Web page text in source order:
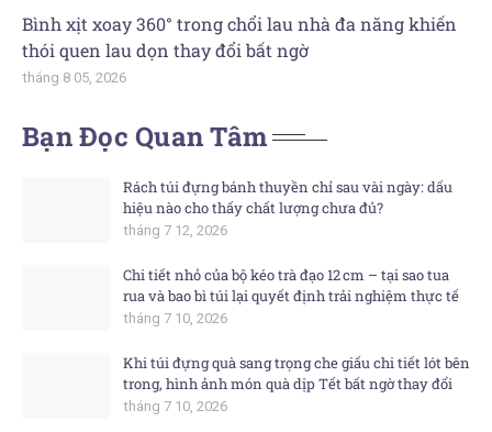
Bình xịt xoay 360° trong chổi lau nhà đa năng khiến
thói quen lau dọn thay đổi bất ngờ
tháng 8 05, 2026
Bạn Đọc Quan Tâm
Rách túi đựng bánh thuyền chỉ sau vài ngày: dấu
hiệu nào cho thấy chất lượng chưa đủ?
tháng 7 12, 2026
Chi tiết nhỏ của bộ kéo trà đạo 12 cm – tại sao tua
rua và bao bì túi lại quyết định trải nghiệm thực tế
tháng 7 10, 2026
Khi túi đựng quà sang trọng che giấu chi tiết lót bên
trong, hình ảnh món quà dịp Tết bất ngờ thay đổi
tháng 7 10, 2026